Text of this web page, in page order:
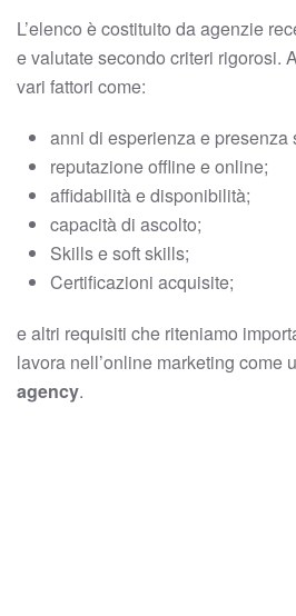
L’elenco è costituito da agenzie
e valutate secondo criteri rigorosi.
vari fattori come:
anni di esperienza e presenza
reputazione offline e online;
affidabilità e disponibilità;
capacità di ascolto;
Skills e soft skills;
Certificazioni acquisite;
e altri requisiti che riteniamo
lavora nell’online marketing come
agency.